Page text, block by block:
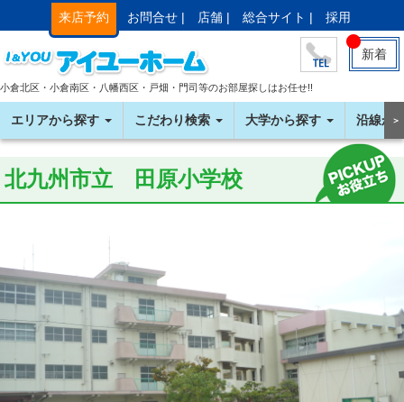
来店予約 お問合せ | 店舗 | 総合サイト | 採用
新着
小倉北区・小倉南区・八幡西区・戸畑・門司等のお部屋探しはお任せ!!
エリアから探す こだわり検索 大学から探す 沿線か＞
北九州市立 田原小学校